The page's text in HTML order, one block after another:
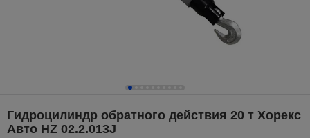
Гидроцилиндр обратного действия 20 т Хорекс
Авто HZ 02.2.013J